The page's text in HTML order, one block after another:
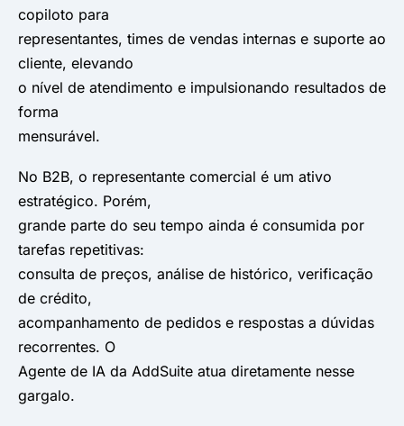
copiloto para
representantes, times de vendas internas e suporte ao
cliente, elevando
o nível de atendimento e impulsionando resultados de
forma
mensurável.
No B2B, o representante comercial é um ativo
estratégico. Porém,
grande parte do seu tempo ainda é consumida por
tarefas repetitivas:
consulta de preços, análise de histórico, verificação
de crédito,
acompanhamento de pedidos e respostas a dúvidas
recorrentes. O
Agente de IA da AddSuite atua diretamente nesse
gargalo.